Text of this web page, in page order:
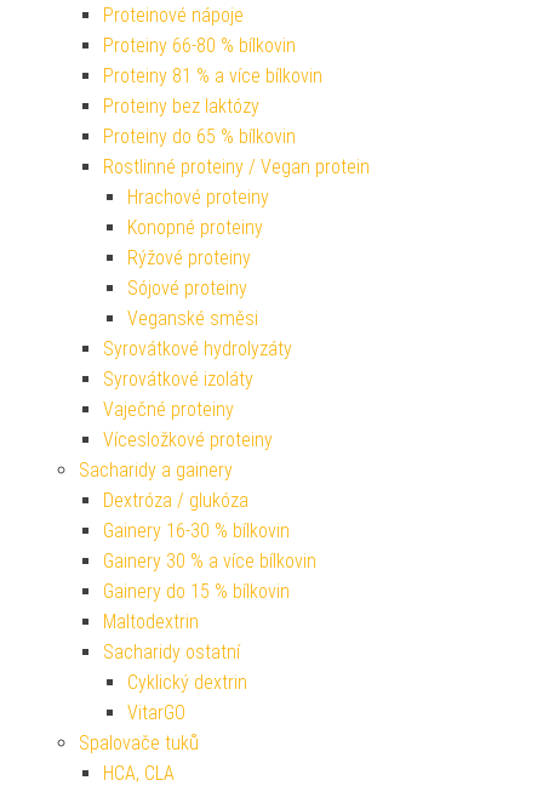
Proteinové nápoje
Proteiny 66-80 % bílkovin
Proteiny 81 % a více bílkovin
Proteiny bez laktózy
Proteiny do 65 % bílkovin
Rostlinné proteiny / Vegan protein
Hrachové proteiny
Konopné proteiny
Rýžové proteiny
Sójové proteiny
Veganské směsi
Syrovátkové hydrolyzáty
Syrovátkové izoláty
Vaječné proteiny
Vícesložkové proteiny
Sacharidy a gainery
Dextróza / glukóza
Gainery 16-30 % bílkovin
Gainery 30 % a více bílkovin
Gainery do 15 % bílkovin
Maltodextrin
Sacharidy ostatní
Cyklický dextrin
VitarGO
Spalovače tuků
HCA, CLA